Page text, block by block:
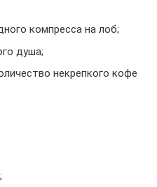
компресса на лоб;
душа;
некрепкого кофе